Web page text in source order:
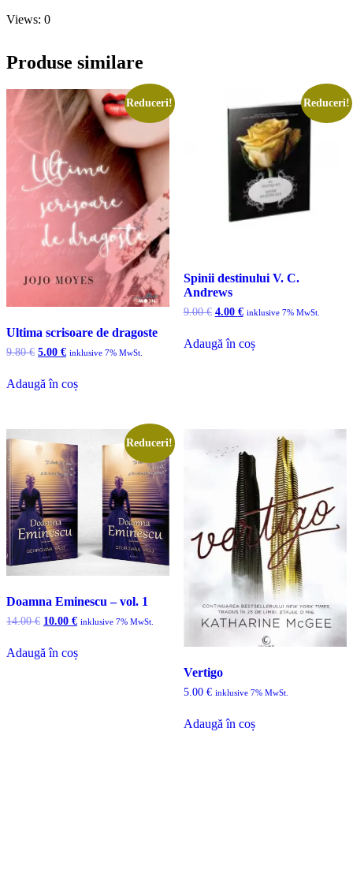
Views: 0
Produse similare
Reduceri!
Ultima scrisoare de dragoste
9.80€ Prețul
a
fost:
5.00 €Prețul
5.00 €.
inklusive 7% MwSt.
Adaugă în coș
Reduceri!
Spinii destinului V. C.
Andrews
9.00€ Prețul
a
fost:
4.00 €Prețul
4.00 €.
inklusive 7% MwSt.
Adaugă în coș
Reduceri!
Doamna Eminescu – vol. 1
14.00€ Prețul
a
fost:
10.00 €Prețul
10.00 €.
inklusive 7% MwSt.
Adaugă în coș
Vertigo
5.00 € inklusive 7% MwSt.
Adaugă în coș